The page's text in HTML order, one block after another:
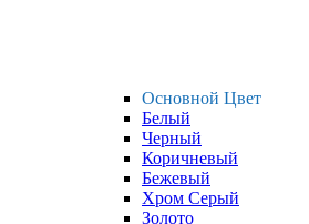
Основной Цвет
Белый
Черный
Коричневый
Бежевый
Хром Серый
Золото